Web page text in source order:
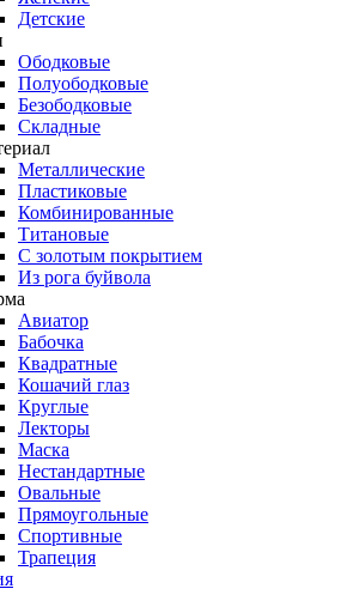
Детские
Ободковые
Полуободковые
Безободковые
Складные
Металлические
Пластиковые
Комбинированные
Титановые
С золотым покрытием
Из рога буйвола
Авиатор
Бабочка
Квадратные
Кошачий глаз
Круглые
Лекторы
Маска
Нестандартные
Овальные
Прямоугольные
Спортивные
Трапеция